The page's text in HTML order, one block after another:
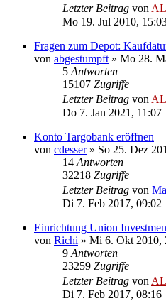
Letzter Beitrag von
Mo 19. Jul 2010,
Fragen zum Depot:
von abgestumpft » Mo 28.
5 Antworten
15107 Zugriffe
Letzter Beitrag von
Do 7. Jan 2021, 11:07
Konto Targobank eröffnen
von cdesser» So 25. Dez
14 Antworten
32218 Zugriffe
Letzter Beitrag von
Di 7. Feb 2017, 09:02
Einrichtung Union
von Richi » Mi 6. Okt 2010,
9 Antworten
23259 Zugriffe
Letzter Beitrag von
Di 7. Feb 2017, 08:16